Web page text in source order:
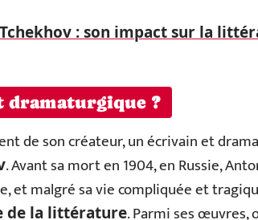
: son impact sur la
dramaturgique ?
de son créateur, un écrivain et
. Avant sa mort en 1904, en Russie,
et malgré sa vie compliquée et
de la littérature. Parmi ses œuvres,